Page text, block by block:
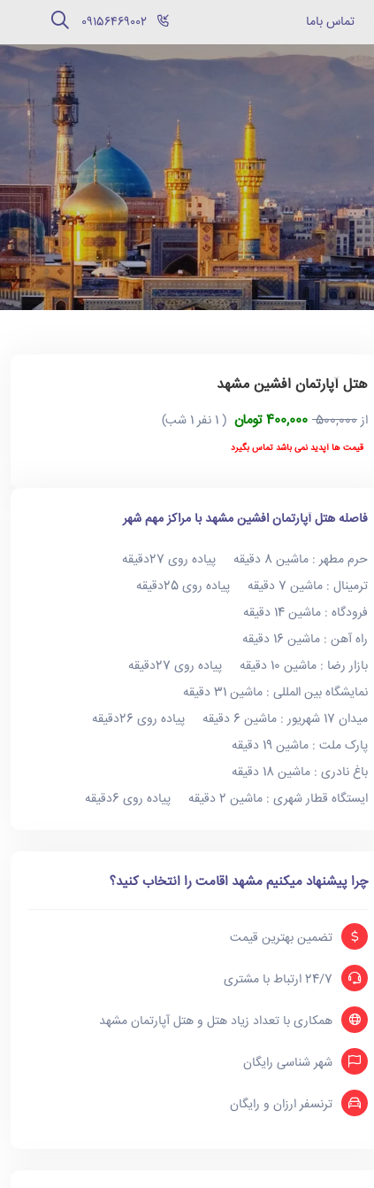
تماس باما
هتل آپارتمان افشین مشهد
از500,000 400,000 تومان ( 1 نفر 1 شب)
قیمت ها آپدید نمی باشد تماس بگیرد
فاصله هتل آپارتمان افشین مشهد با مراکز مهم شهر
حرم مطهر : ماشین 8 دقیقه پیاده روی 27دقیقه
ترمینال : ماشین 7 دقیقه پیاده روی 25دقیقه
فرودگاه : ماشین 14 دقیقه
راه آهن : ماشین 16 دقیقه
بازار رضا : ماشین 10 دقیقه پیاده روی 27دقیقه
نمایشگاه بین المللی : ماشین 31 دقیقه
میدان 17 شهریور : ماشین 6 دقیقه پیاده روی 26دقیقه
پارک ملت : ماشین 19 دقیقه
باغ نادری : ماشین 18 دقیقه
ایستگاه قطار شهری : ماشین 2 دقیقه پیاده روی 6دقیقه
چرا پیشنهاد میکنیم مشهد اقامت را انتخاب کنید؟
تضمین بهترین قیمت
24/7 ارتباط با مشتری
همکاری با تعداد زیاد هتل و هتل آپارتمان مشهد
شهر شناسی رایگان
ترنسفر ارزان و رایگان